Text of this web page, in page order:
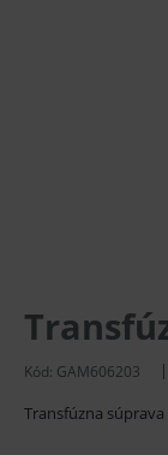
Kód: GAM606203
Transfúzna